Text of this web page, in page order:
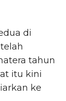
di
tahun
itu kini
ke